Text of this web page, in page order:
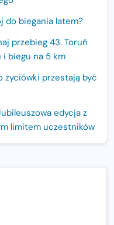
do biegania latem?
przebieg 43. Toruń
i biegu na 5 km
życiówki przestają być
edycja z
limitem uczestników
Maratonu!
dla biegacza